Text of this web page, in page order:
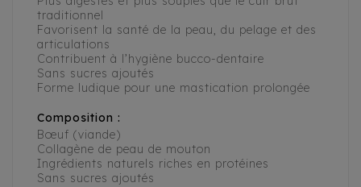
traditionnel
Favorisent la santé de la peau, du pelage et des
articulations
Contribuent à l’hygiène bucco-dentaire
Sans sucres ajoutés
Forme ludique pour une mastication prolongée
Composition :
Bœuf (viande)
Collagène de peau de mouton
Ingrédients naturels riches en protéines
Sans sucres ajoutés